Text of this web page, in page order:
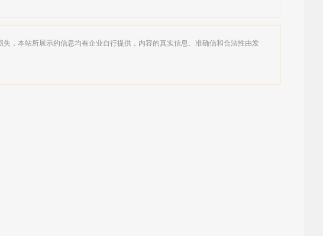
，本站所展示的信息均有企业自行提供，内容的真实信息、准确信和合法性由发